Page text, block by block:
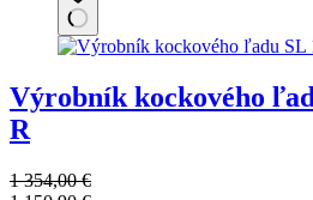
Výrobník kockového
R
1 354,00€